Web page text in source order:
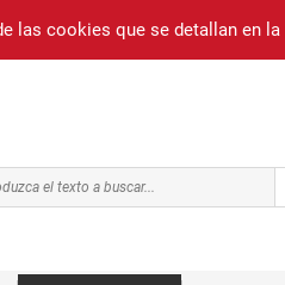
las cookies que se detallan en la